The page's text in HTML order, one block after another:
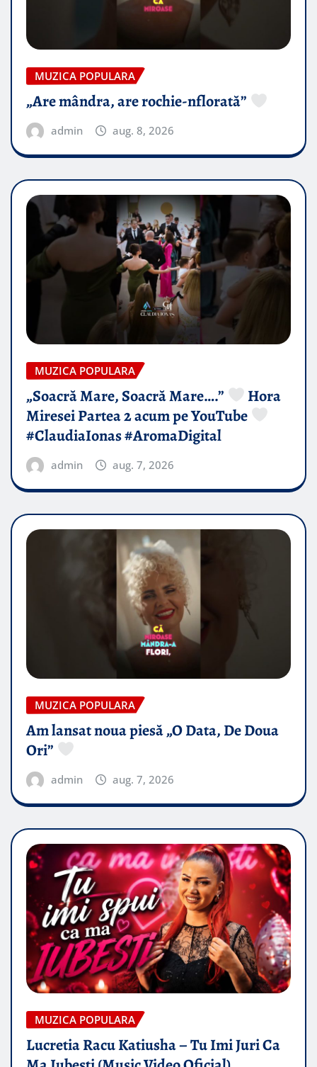
MUZICA POPULARA
„Are mândra, are rochie-nflorată”
admin aug. 8, 2026
MUZICA POPULARA
„Soacră Mare, Soacră Mare….”
Hora
Miresei Partea 2 acum pe YouTube
#ClaudiaIonas #AromaDigital
admin aug. 7, 2026
MUZICA POPULARA
Am lansat noua piesă „O Data, De Doua
Ori”
admin aug. 7, 2026
MUZICA POPULARA
Lucretia Racu Katiusha – Tu Imi Juri Ca